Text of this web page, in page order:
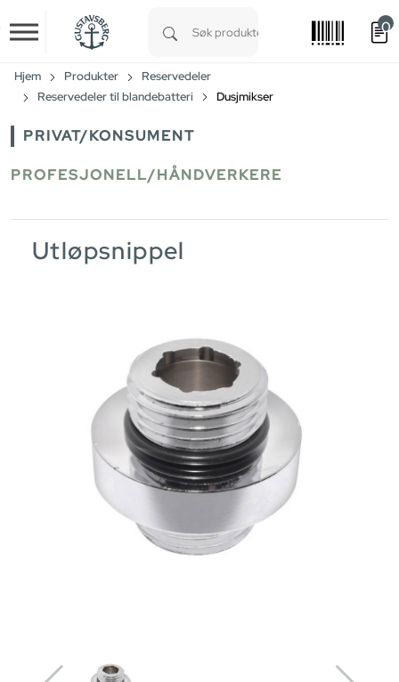
Skip to main content
0
Hjem Produkter
Reservedeler
Reservedeler til blandebatteri
Dusjmikser
PRIVAT/KONSUMENT
PROFESJONELL/HÅNDVERKERE
Utløpsnippel